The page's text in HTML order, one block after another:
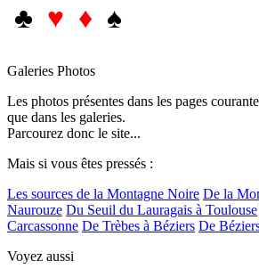
♣ ♥ ♦ ♠
Galeries Photos
Les photos présentes dans les pages
que dans les galeries.
Parcourez donc le site...
Mais si vous êtes pressés :
Les sources de la Montagne Noire De la
Naurouze Du Seuil du Lauragais à Toulouse
Carcassonne De Trèbes à Béziers De
Voyez aussi